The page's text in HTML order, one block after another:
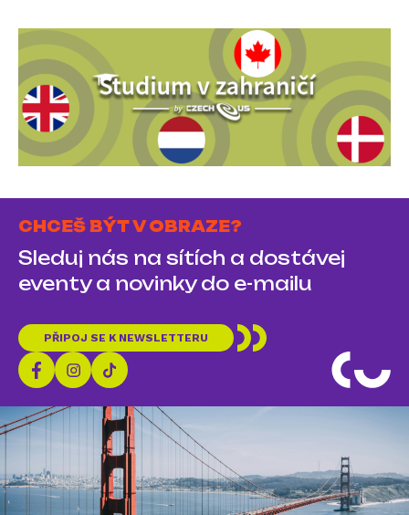
CHCEŠ BÝT V OBRAZE?
Sleduj nás na sítích a dostávej
eventy a novinky do e-mailu
PŘIPOJ SE K NEWSLETTERU